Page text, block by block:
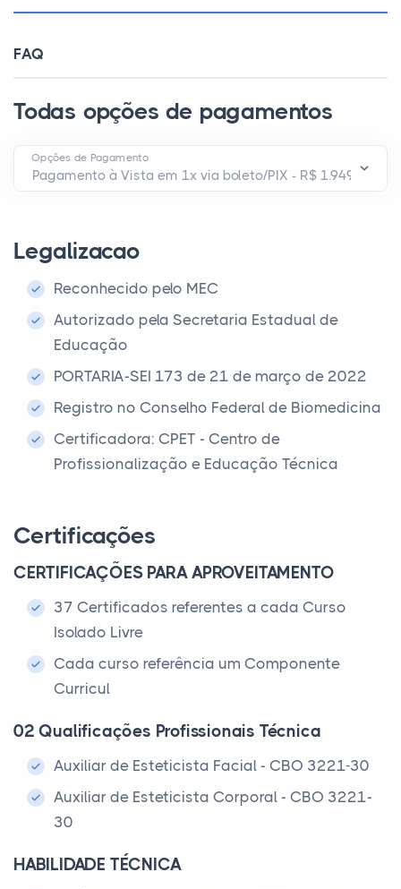
FAQ
Todas opções de pagamentos
Opções de Pagamento
Legalizacao
Reconhecido pelo MEC
Autorizado pela Secretaria Estadual de
Educação
PORTARIA-SEI 173 de 21 de março de 2022
Registro no Conselho Federal de Biomedicina
Certificadora: CPET - Centro de
Profissionalização e Educação Técnica
Certificações
CERTIFICAÇÕES PARA APROVEITAMENTO
37 Certificados referentes a cada Curso
Isolado Livre
Cada curso referência um Componente
Curricul
02 Qualificações Profissionais Técnica
Auxiliar de Esteticista Facial - CBO 3221-30
Auxiliar de Esteticista Corporal - CBO 3221-
30
HABILIDADE TÉCNICA